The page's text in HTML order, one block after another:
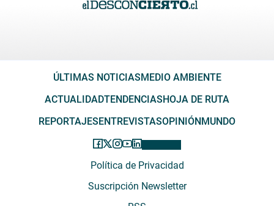
ÚLTIMAS NOTICIASMEDIO AMBIENTE
ACTUALIDADTENDENCIASHOJA DE RUTA
REPORTAJESENTREVISTASOPINIÓNMUNDO
Política de Privacidad
Suscripción Newsletter